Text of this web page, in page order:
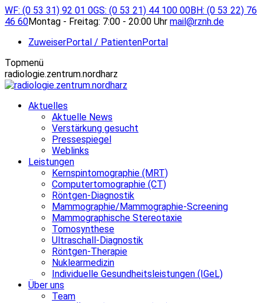
Zum
Inhalt
WF: (0 53 31) 92 01 0GS: (0 53 21) 44 100 00BH: (0 53 22) 76
46 60Montag - Freitag: 7:00 - 20:00 Uhr mail@rznh.de
ZuweiserPortal / PatientenPortal
Topmenü
radiologie.zentrum.nordharz
Aktuelles
Aktuelle News
Verstärkung gesucht
Pressespiegel
Weblinks
Leistungen
Kernspintomographie (MRT)
Computertomographie (CT)
Röntgen-Diagnostik
Mammographie/Mammographie-Screening
Mammographische Stereotaxie
Tomosynthese
Ultraschall-Diagnostik
Röntgen-Therapie
Nuklearmedizin
Individuelle Gesundheitsleistungen (IGeL)
Über uns
Team